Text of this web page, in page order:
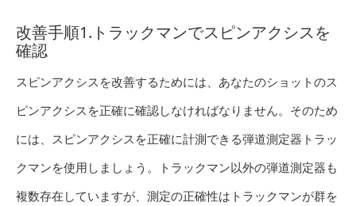
改善手順1.トラックマンでスピンアクシスを
確認
スピンアクシスを改善するためには、あなたのショットのス
ピンアクシスを正確に確認しなければなりません。そのため
には、スピンアクシスを正確に計測できる弾道測定器トラッ
クマンを使用しましょう。トラックマン以外の弾道測定器も
複数存在していますが、測定の正確性はトラックマンが群を